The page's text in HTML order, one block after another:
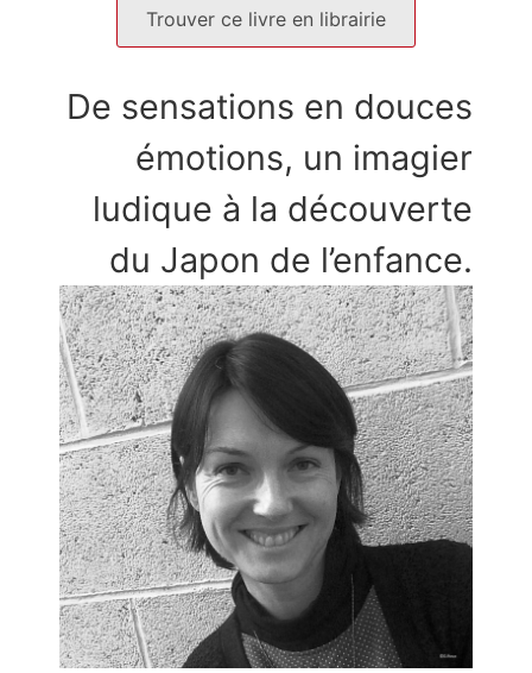
Trouver ce livre en librairie
De sensations en douces
émotions, un imagier
ludique à la découverte
du Japon de l’enfance.